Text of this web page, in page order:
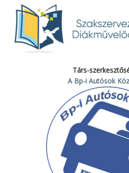
Társ-
A Bp-i Autósok